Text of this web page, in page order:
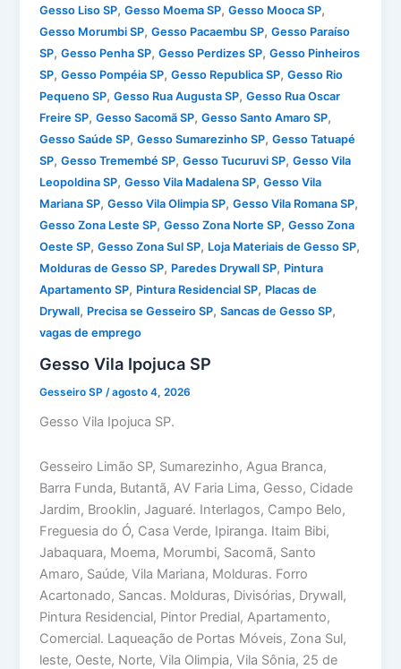
Gesso Liso SP,Gesso Moema SP,Gesso Mooca SP,
Gesso Morumbi SP,Gesso Pacaembu SP,Gesso Paraíso
SP,Gesso Penha SP,Gesso Perdizes SP,Gesso Pinheiros
SP,Gesso Pompéia SP,Gesso Republica SP,Gesso Rio
Pequeno SP,Gesso Rua Augusta SP,Gesso Rua Oscar
Freire SP,Gesso Sacomã SP,Gesso Santo Amaro SP,
Gesso Saúde SP,Gesso Sumarezinho SP,Gesso Tatuapé
SP,Gesso Tremembé SP,Gesso Tucuruvi SP,Gesso Vila
Leopoldina SP,Gesso Vila Madalena SP,Gesso Vila
Mariana SP,Gesso Vila Olimpia SP,Gesso Vila Romana SP,
Gesso Zona Leste SP,Gesso Zona Norte SP,Gesso Zona
Oeste SP,Gesso Zona Sul SP, Loja Materiais de Gesso SP,
Molduras de Gesso SP, Paredes Drywall SP, Pintura
Apartamento SP, Pintura Residencial SP, Placas de
Drywall, Precisa se Gesseiro SP,Sancas de Gesso SP,
vagas de emprego
Gesso Vila Ipojuca SP
Gesseiro SP/agosto 4, 2026
Gesso Vila Ipojuca SP.
Gesseiro Limão SP, Sumarezinho, Agua Branca,
Barra Funda, Butantã, AV Faria Lima, Gesso, Cidade
Jardim, Brooklin, Jaguaré. Interlagos, Campo Belo,
Freguesia do Ó, Casa Verde, Ipiranga. Itaim Bibi,
Jabaquara, Moema, Morumbi, Sacomã, Santo
Amaro, Saúde, Vila Mariana, Molduras. Forro
Acartonado, Sancas. Molduras, Divisórias, Drywall,
Pintura Residencial, Pintor Predial, Apartamento,
Comercial. Laqueação de Portas Móveis, Zona Sul,
leste, Oeste, Norte, Vila Olimpia, Vila Sônia, 25 de